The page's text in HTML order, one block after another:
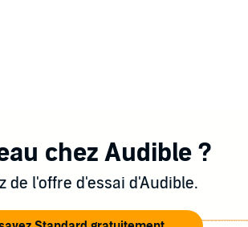
chez Audible ?
de l'offre d'essai d'Audible.